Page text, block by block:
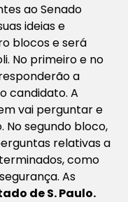
ao Senado
ideias e
blocos e será
No primeiro e no
a
candidato. A
vai perguntar e
No segundo bloco,
relativas a
como
As
de S. Paulo.